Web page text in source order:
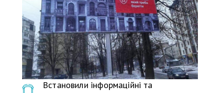
Встановили інформаційні та